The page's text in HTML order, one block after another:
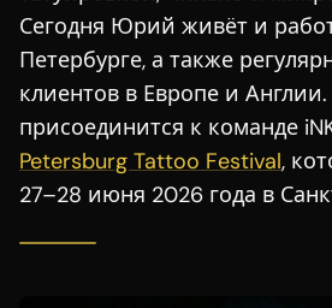
Сегодня Юрий живёт и
Петербурге, а также
клиентов в Европе и
присоединится к команде
Petersburg Tattoo Festival,
27–28 июня 2026 года в